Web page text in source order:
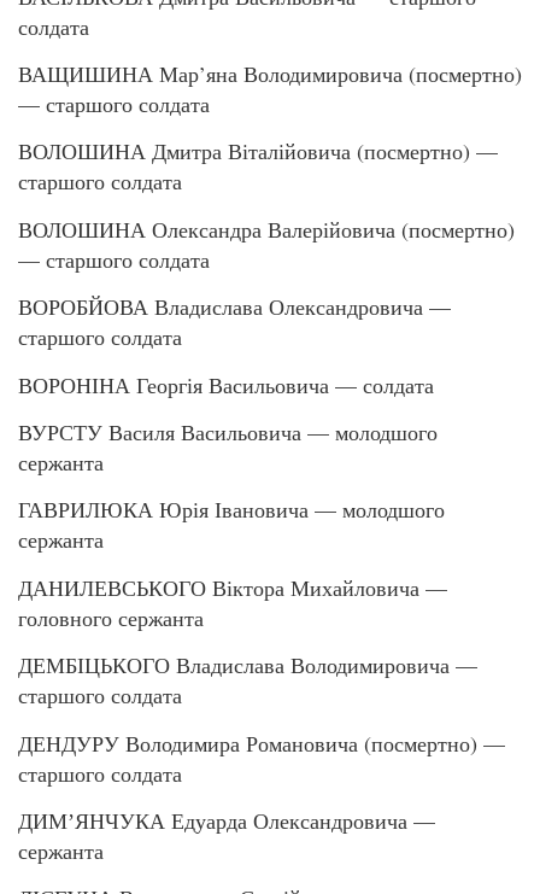
солдата
ВАЩИШИНА Мар’яна Володимировича (посмертно)
— старшого солдата
ВОЛОШИНА Дмитра Віталійовича (посмертно) —
старшого солдата
ВОЛОШИНА Олександра Валерійовича (посмертно)
— старшого солдата
ВОРОБЙОВА Владислава Олександровича —
старшого солдата
ВОРОНІНА Георгія Васильовича — солдата
ВУРСТУ Василя Васильовича — молодшого
сержанта
ГАВРИЛЮКА Юрія Івановича — молодшого
сержанта
ДАНИЛЕВСЬКОГО Віктора Михайловича —
головного сержанта
ДЕМБІЦЬКОГО Владислава Володимировича —
старшого солдата
ДЕНДУРУ Володимира Романовича (посмертно) —
старшого солдата
ДИМʼЯНЧУКА Едуарда Олександровича —
сержанта